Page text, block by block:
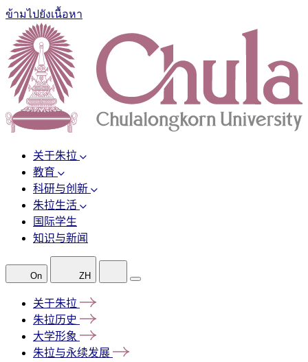
ข้ามไปยังเนื้อหา
关于朱拉
教育
科研与创新
朱拉生活
国际学生
知识与新闻
On ZH
关于朱拉
朱拉历史
大学形象
朱拉与永续发展